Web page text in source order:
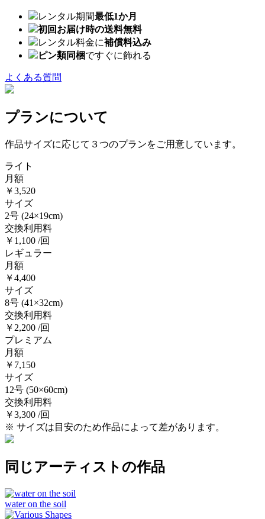
レンタル期間最低1か月
初回お届け時の送料無料
レンタル料金に補償料込み
ピン類同梱ですぐに飾れる
よくある質問
プランについて
作品サイズに応じて３つのプランをご用意しています。
ライト
月額
￥3,520
サイズ
2号 (24×19cm)
交換利用料
￥1,100 /回
レギュラー
月額
￥4,400
サイズ
8号 (41×32cm)
交換利用料
￥2,200 /回
プレミアム
月額
￥7,150
サイズ
12号 (50×60cm)
交換利用料
￥3,300 /回
※ サイズは目安のため作品によって差があります。
同じアーティストの作品
water on the soil